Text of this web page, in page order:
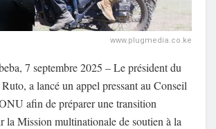
www.plugmedia.co.ke
7 septembre 2025 – Le président du
a lancé un appel pressant au Conseil
afin de préparer une transition
la Mission multinationale de soutien à la